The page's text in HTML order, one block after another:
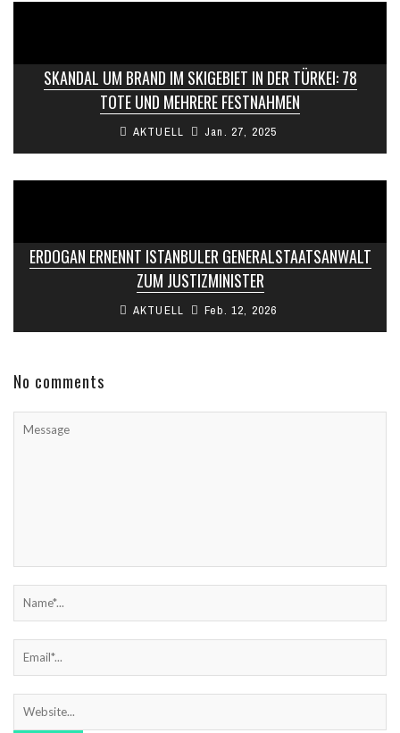
SKANDAL UM BRAND IM SKIGEBIET IN DER TÜRKEI: 78
TOTE UND MEHRERE FESTNAHMEN
AKTUELL Jan. 27, 2025
ERDOGAN ERNENNT ISTANBULER GENERALSTAATSANWALT
ZUM JUSTIZMINISTER
AKTUELL Feb. 12, 2026
No comments